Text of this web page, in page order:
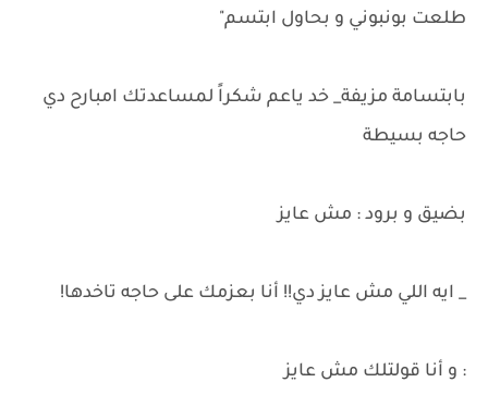
طلعت بونبوني و بحاول ابتسم"
بابتسامة مزيفة_ خد ياعم شكراً لمساعدتك امبارح دي
حاجه بسيطة
بضيق و برود : مش عايز
_ ايه اللي مش عايز دي!! أنا بعزمك على حاجه تاخدها!
: و أنا قولتلك مش عايز